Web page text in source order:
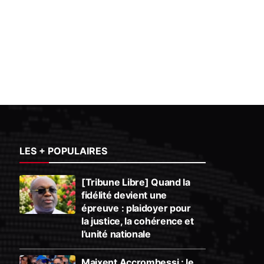
LES + POPULAIRES
[Tribune Libre] Quand la
fidélité devient une
épreuve : plaidoyer pour
la justice, la cohérence et
l’unité nationale